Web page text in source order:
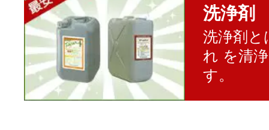
洗浄剤
洗浄剤と
れ を清
す。